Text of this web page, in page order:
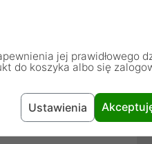
jej prawidłowego
do koszyka albo się
Ustawienia